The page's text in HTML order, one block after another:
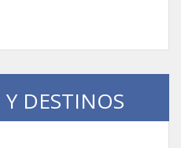
DESTINOS